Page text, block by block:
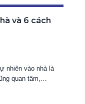
và 6 cách
nhiên vào nhà là
quan tâm,…